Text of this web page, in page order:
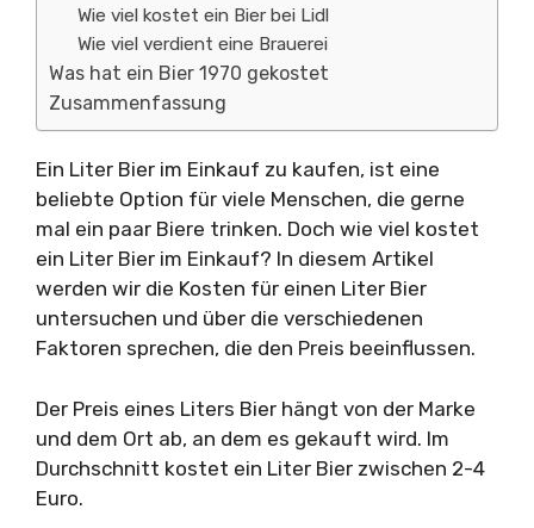
Wie viel kostet ein Bier bei Lidl
Wie viel verdient eine Brauerei
Was hat ein Bier 1970 gekostet
Zusammenfassung
Ein Liter Bier im Einkauf zu kaufen, ist eine
beliebte Option für viele Menschen, die gerne
mal ein paar Biere trinken. Doch wie viel kostet
ein Liter Bier im Einkauf? In diesem Artikel
werden wir die Kosten für einen Liter Bier
untersuchen und über die verschiedenen
Faktoren sprechen, die den Preis beeinflussen.
Der Preis eines Liters Bier hängt von der Marke
und dem Ort ab, an dem es gekauft wird. Im
Durchschnitt kostet ein Liter Bier zwischen 2-4
Euro.